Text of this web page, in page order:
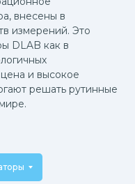
внесены в
измерений. Это
DLAB как в
и высокое
решать рутинные